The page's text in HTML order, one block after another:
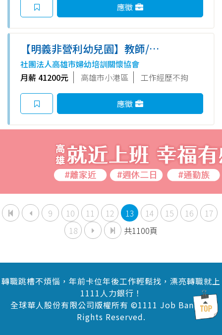
應徵
【明義非營利幼兒園】教師/教
保員
社團法人高雄市婦幼培訓關懷協會
月薪 41200元
高雄市小港區 工作經歷不拘
應徵
9 10 11 12 13 14 15 16
17
18
共1100頁
轉職跳槽不煩惱，年前卡位年後工作輕鬆找，漂亮轉職就上
1111人力銀行！
全球華人股份有限公司版權所有 ©1111 Job Bank All
Rights Reserved.